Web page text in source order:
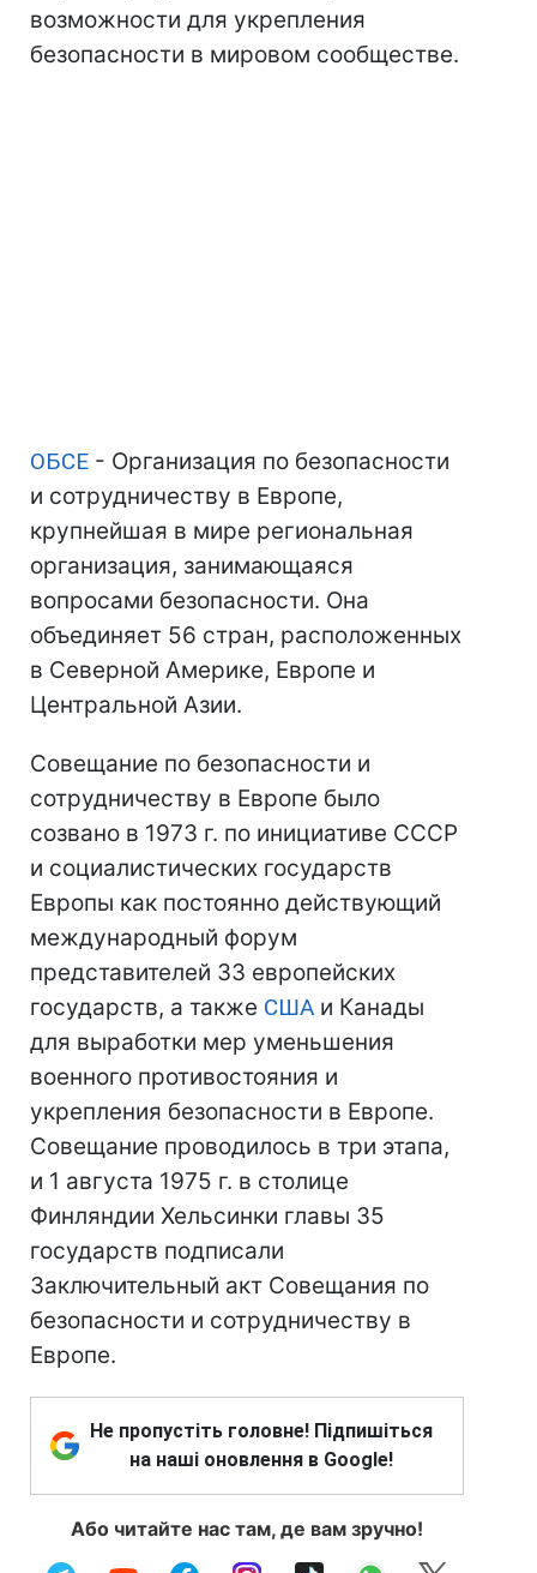
возможности для укрепления
безопасности в мировом сообществе.
ОБСЕ - Организация по безопасности
и сотрудничеству в Европе,
крупнейшая в мире региональная
организация, занимающаяся
вопросами безопасности. Она
объединяет 56 стран, расположенных
в Северной Америке, Европе и
Центральной Азии.
Совещание по безопасности и
сотрудничеству в Европе было
созвано в 1973 г. по инициативе СССР
и социалистических государств
Европы как постоянно действующий
международный форум
представителей 33 европейских
государств, а также США и Канады
для выработки мер уменьшения
военного противостояния и
укрепления безопасности в Европе.
Совещание проводилось в три этапа,
и 1 августа 1975 г. в столице
Финляндии Хельсинки главы 35
государств подписали
Заключительный акт Совещания по
безопасности и сотрудничеству в
Европе.
Не пропустіть головне! Підпишіться
на наші оновлення в Google!
Або читайте нас там, де вам зручно!